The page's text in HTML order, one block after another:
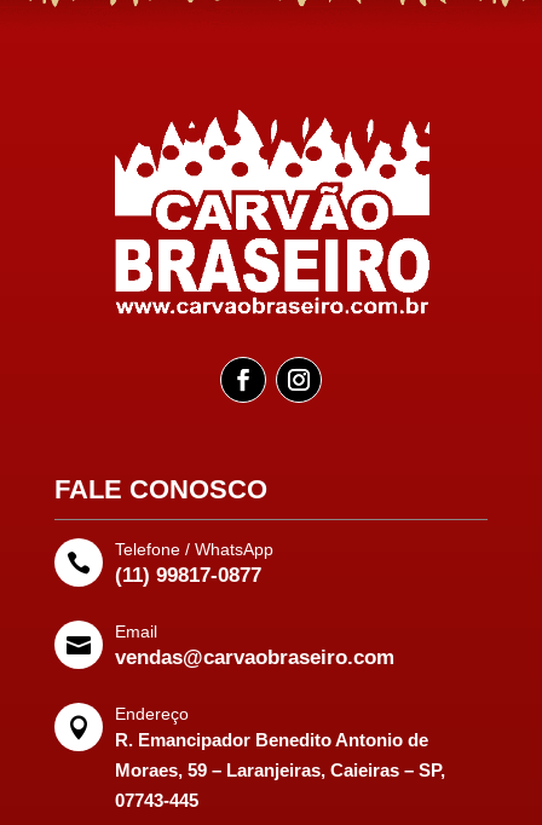
FALE CONOSCO

Telefone / WhatsApp
(11) 99817-0877

Email
vendas@carvaobraseiro.com

Endereço
R. Emancipador Benedito Antonio de
Moraes, 59 – Laranjeiras, Caieiras – SP,
07743-445